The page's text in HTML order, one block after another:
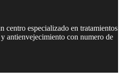
centro especializado en tratamientos
antienvejecimiento con numero de